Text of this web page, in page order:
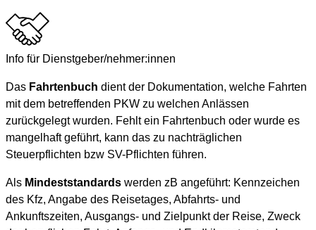
Info für Dienstgeber/nehmer:innen
Das Fahrtenbuch dient der Dokumentation, welche Fahrten
mit dem betreffenden PKW zu welchen Anlässen
zurückgelegt wurden. Fehlt ein Fahrtenbuch oder wurde es
mangelhaft geführt, kann das zu nachträglichen
Steuerpflichten bzw SV-Pflichten führen.
Als Mindeststandards werden zB angeführt: Kennzeichen
des Kfz, Angabe des Reisetages, Abfahrts- und
Ankunftszeiten, Ausgangs- und Zielpunkt der Reise, Zweck